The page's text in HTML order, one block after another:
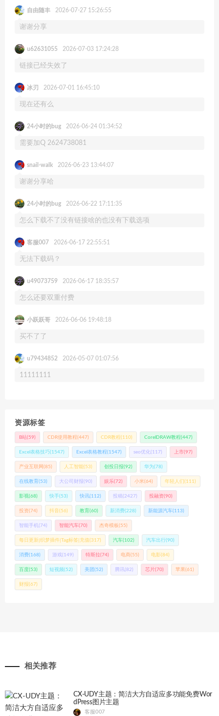
自由随丰 2026-07-27 15:26:55
谢谢分享
u62631055 2026-07-03 17:24:28
链接已经失效了
冰刃 2026-07-01 16:45:10
现在还有么
24小时的bug 2026-06-24 01:34:52
需要加Q 2624738081
snail-walk 2026-06-23 13:44:07
谢谢分享哈
24小时的bug 2026-06-22 17:11:35
怎么下载不了没有链接啥的也没有下载选项
客服007 2026-06-17 22:55:51
无法下载码？
u49073759 2026-06-17 18:35:57
怎么还要双重付费
小跃跃哥 2026-06-06 19:48:18
买不了了
u79434852 2026-05-07 01:07:56
11111111
资源标签
B站(59) CDR使用教程(447) CDR教程(110) CorelDRAW教程(447)
Excel表格技巧(1547) Excel表格教程(1547) seo优化(117) 上市(97)
产业互联网 (85) 人工智能(53) 创投日报(92) 华为(78)
在线教育(53) 大公司财报(90) 娱乐(72) 小米(64) 年轻人们 (111)
影视(68) 快手(53) 快讯(112) 投稿 (2427) 投融资(90)
投资(74) 抖音(56) 教育(60) 新消费(228) 新能源汽车(113)
智能手机(74) 智能汽车(70) 杰奇模板(55)
每日更新|织梦插件|Tag标签|充值(317) 汽车(102) 汽车出行(90)
消费(168) 游戏(149) 特斯拉(74) 电商(55) 电影(84)
百度(53) 短视频(52) 美团 (52) 腾讯(82) 芯片(70) 苹果(61)
财报(67)
相关推荐
CX-UDY主题：简洁大方自适应多功能免费Wor
dPress图片主题
客服007